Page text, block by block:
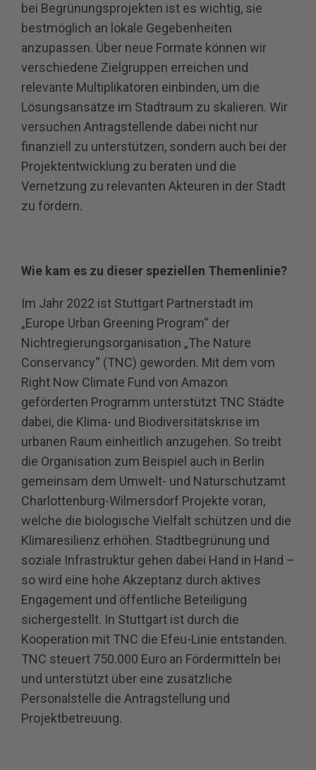
bei Begrünungsprojekten ist es wichtig, sie
bestmöglich an lokale Gegebenheiten
anzupassen. Über neue Formate können wir
verschiedene Zielgruppen erreichen und
relevante Multiplikatoren einbinden, um die
Lösungsansätze im Stadtraum zu skalieren. Wir
versuchen Antragstellende dabei nicht nur
finanziell zu unterstützen, sondern auch bei der
Projektentwicklung zu beraten und die
Vernetzung zu relevanten Akteuren in der Stadt
zu fördern.
Wie kam es zu dieser speziellen Themenlinie?
Im Jahr 2022 ist Stuttgart Partnerstadt im
„Europe Urban Greening Program“ der
Nichtregierungsorganisation „The Nature
Conservancy“ (TNC) geworden. Mit dem vom
Right Now Climate Fund von Amazon
geförderten Programm unterstützt TNC Städte
dabei, die Klima- und Biodiversitätskrise im
urbanen Raum einheitlich anzugehen. So treibt
die Organisation zum Beispiel auch in Berlin
gemeinsam dem Umwelt- und Naturschutzamt
Charlottenburg-Wilmersdorf Projekte voran,
welche die biologische Vielfalt schützen und die
Klimaresilienz erhöhen. Stadtbegrünung und
soziale Infrastruktur gehen dabei Hand in Hand –
so wird eine hohe Akzeptanz durch aktives
Engagement und öffentliche Beteiligung
sichergestellt. In Stuttgart ist durch die
Kooperation mit TNC die Efeu-Linie entstanden.
TNC steuert 750.000 Euro an Fördermitteln bei
und unterstützt über eine zusätzliche
Personalstelle die Antragstellung und
Projektbetreuung.